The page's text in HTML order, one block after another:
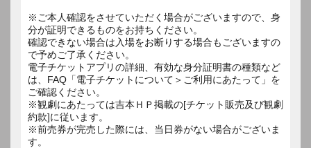
※ご本人確認をさせていただく場合がございますので、身
分が証明できるものをお持ちください。
確認できない場合は入場をお断りする場合もございますの
で予めご了承ください。
電子チケットアプリの詳細、有効な身分証明書の種類など
は、FAQ「電子チケットについて＞ご利用にあたって」を
ご確認ください。
※観劇にあたっては吉本ＨＰ掲載の[チケット販売及び観劇
約款]に従います。
※前売券が完売した際には、当日券がない場合がございま
す。